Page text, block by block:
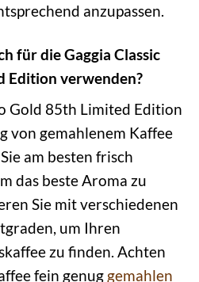
anzupassen.
für die Gaggia Classic
Edition verwenden?
Gold 85th Limited Edition
von gemahlenem Kaffee
am besten frisch
das beste Aroma zu
Sie mit verschiedenen
um Ihren
zu finden. Achten
fein genug gemahlen